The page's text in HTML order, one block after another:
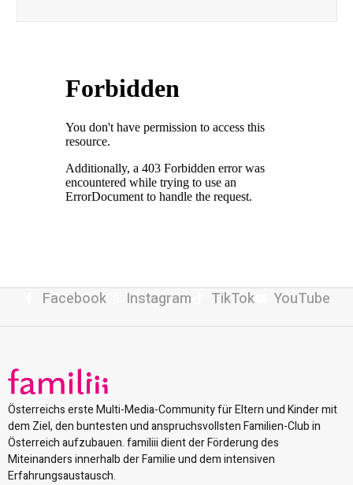
Facebook Instagram TikTok YouTube
Österreichs erste Multi-Media-Community für Eltern und Kinder mit
dem Ziel, den buntesten und anspruchsvollsten Familien-Club in
Österreich aufzubauen. familiii dient der Förderung des
Miteinanders innerhalb der Familie und dem intensiven
Erfahrungsaustausch.